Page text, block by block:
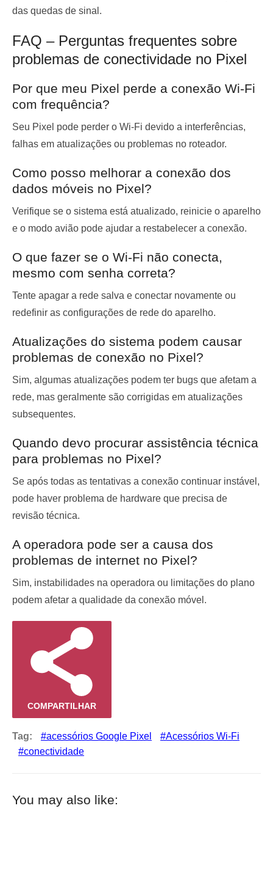
das quedas de sinal.
FAQ – Perguntas frequentes sobre
problemas de conectividade no Pixel
Por que meu Pixel perde a conexão Wi-Fi
com frequência?
Seu Pixel pode perder o Wi-Fi devido a interferências,
falhas em atualizações ou problemas no roteador.
Como posso melhorar a conexão dos
dados móveis no Pixel?
Verifique se o sistema está atualizado, reinicie o aparelho
e o modo avião pode ajudar a restabelecer a conexão.
O que fazer se o Wi-Fi não conecta,
mesmo com senha correta?
Tente apagar a rede salva e conectar novamente ou
redefinir as configurações de rede do aparelho.
Atualizações do sistema podem causar
problemas de conexão no Pixel?
Sim, algumas atualizações podem ter bugs que afetam a
rede, mas geralmente são corrigidas em atualizações
subsequentes.
Quando devo procurar assistência técnica
para problemas no Pixel?
Se após todas as tentativas a conexão continuar instável,
pode haver problema de hardware que precisa de
revisão técnica.
A operadora pode ser a causa dos
problemas de internet no Pixel?
Sim, instabilidades na operadora ou limitações do plano
podem afetar a qualidade da conexão móvel.
COMPARTILHAR
Tag: acessórios Google Pixel
Acessórios Wi-Fi
conectividade
You may also like: